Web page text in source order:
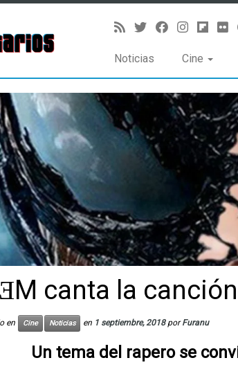
Noticias Cine
canta la canción
en Cine Noticias en 1 septiembre, 2018 porFuranu
Un tema del rapero se